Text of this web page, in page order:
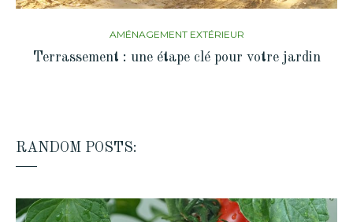
AMÉNAGEMENT EXTÉRIEUR
Terrassement : une étape clé pour votre jardin
RANDOM POSTS: